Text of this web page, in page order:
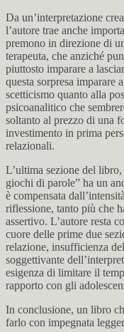
Da un’interpretazione
l’autore trae anche
premono in direzione di
terapeuta, che anziché
piuttosto imparare a
questa sorpresa imparare
scetticismo quanto alla
psicoanalitico che
soltanto al prezzo di una
investimento in prima
relazionali.
L’ultima sezione del
giochi di parole” ha un
è compensata
riflessione, tanto più che
assertivo. L’autore resta
cuore delle prime due
relazione, insufficienza
soggettivante
esigenza di limitare il
rapporto con gli
In conclusione, un libro
farlo con impegnata